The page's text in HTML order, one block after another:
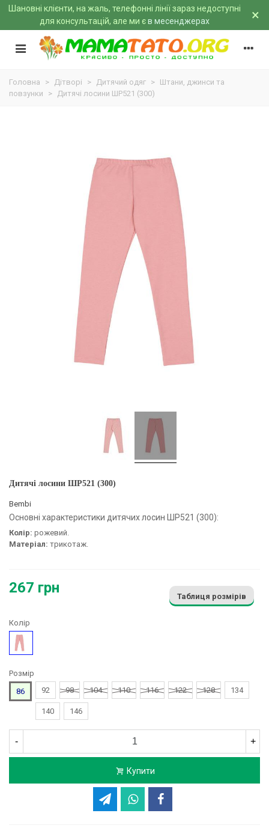
Шановні клієнти, на жаль, телефонні лінії зараз недоступні
для консультацій, але ми єв месенджерах ×
Головна > Дітворі > Дитячий одяг > Штани, джинси та
повзунки
> Дитячі лосини ШР521 (300)
Дитячі лосини ШР521 (300)
Bembi
Основні характеристики дитячих лосин ШР521 (300):
Колір: рожевий.
Матеріал: трикотаж.
267 грн
Таблиця розмірів
Колір
Рожевий
Розмір
86
92 98 104 110 116 122 128 134
140 146
- +
Купити